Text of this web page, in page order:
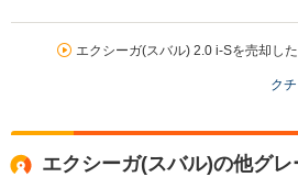
エクシーガ(スバル) 2.0 i-Sを売却し
ク
エクシーガ(スバル)の他グ